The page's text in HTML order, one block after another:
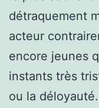
détraquement
acteur
encore jeunes
instants très
ou la